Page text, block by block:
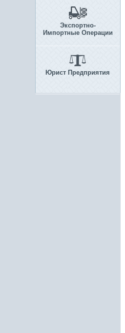
Экспортно-
Импортные Операции
Юрист Предприятия